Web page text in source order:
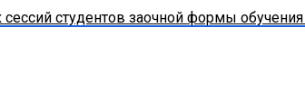
сессий студентов заочной формы